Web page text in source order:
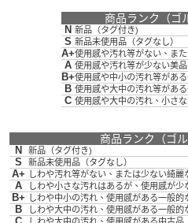
商品ランク（ゴ
N 新品（タグ付き)
S 新品未使用品（タグなし）
A+使用感や汚れ等がない、ま
A 使用感や汚れ等が少ない美
B+使用感や中小の汚れ等があ
B 使用感や大中の汚れ等があ
C 使用感や大中の汚れ、小さ
商品ランク（ゴル
N 新品（タグ付き)
S 新品未使用品（タグなし）
A+ しわや汚れ等がない、または少ない綺麗
A しわや小さな汚れはあるが、使用感が少
B+ しわや中小の汚れ、使用感がある一般的
B しわや大中の汚れ、使用感がある一般的
しわや大中の汚れ、使用感がある中古品